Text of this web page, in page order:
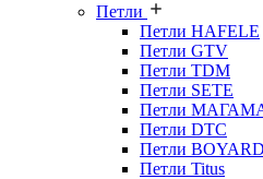
Петли
Петли HAFELE
Петли GTV
Петли TDM
Петли SETE
Петли
Петли DTC
Петли BOYARD
Петли Titus